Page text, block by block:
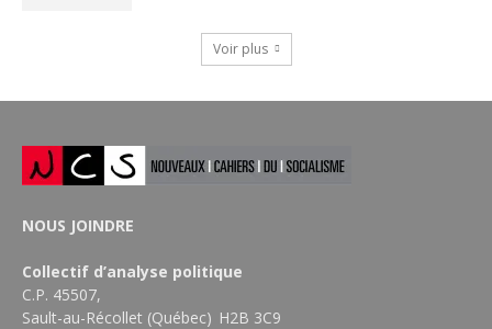
Voir plus
NOUS JOINDRE
Collectif d’analyse politique
C.P. 45507,
Sault-au-Récollet (Québec) H2B 3C9